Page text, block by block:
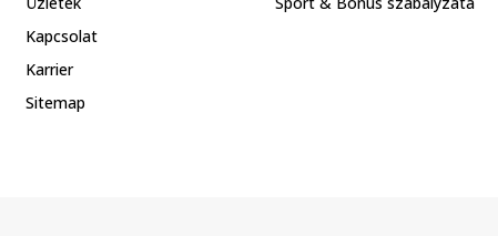
Kapcsolat
Karrier
Sitemap